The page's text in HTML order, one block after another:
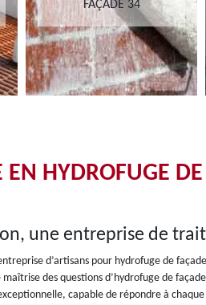
FAÇADE 34
EN HYDROFUGE
une entreprise de
d’artisans pour hydrofuge de
des questions d’hydrofuge de
capable de répondre à